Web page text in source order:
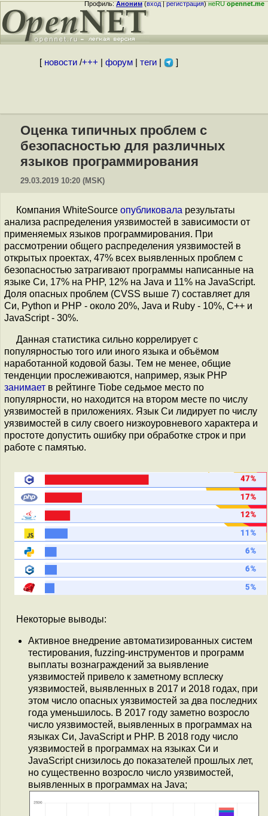
Профиль:Аноним(вход|регистрация)неRUopennet.me
[ новости/+++ форум| теги| ]
Оценка типичных проблем с
безопасностью для различных
языков программирования
29.03.2019 10:20 (MSK)
Компания WhiteSource опубликовала результаты
анализа распределения уязвимостей в зависимости от
применяемых языков программирования. При
рассмотрении общего распределения уязвимостей в
открытых проектах, 47% всех выявленных проблем с
безопасностью затрагивают программы написанные на
языке Си, 17% на PHP, 12% на Java и 11% на JavaScript.
Доля опасных проблем (CVSS выше 7) составляет для
Си, Python и PHP - около 20%, Java и Ruby - 10%, C++ и
JavaScript - 30%.
Данная статистика сильно коррелирует с
популярностью того или иного языка и объёмом
наработанной кодовой базы. Тем не менее, общие
тенденции прослеживаются, например, язык PHP
занимает в рейтинге Tiobe седьмое место по
популярности, но находится на втором месте по числу
уязвимостей в приложениях. Язык Си лидирует по числу
уязвимостей в силу своего низкоуровневого характера и
простоте допустить ошибку при обработке строк и при
работе с памятью.
Некоторые выводы:
Активное внедрение автоматизированных систем
тестирования, fuzzing-инструментов и программ
выплаты вознаграждений за выявление
уязвимостей привело к заметному всплеску
уязвимостей, выявленных в 2017 и 2018 годах, при
этом число опасных уязвимостей за два последних
года уменьшилось. В 2017 году заметно возросло
число уязвимостей, выявленных в программах на
языках Си, JavaScript и PHP. В 2018 году число
уязвимостей в программах на языках Си и
JavaScript снизилось до показателей прошлых лет,
но существенно возросло число уязвимостей,
выявленных в программах на Java;